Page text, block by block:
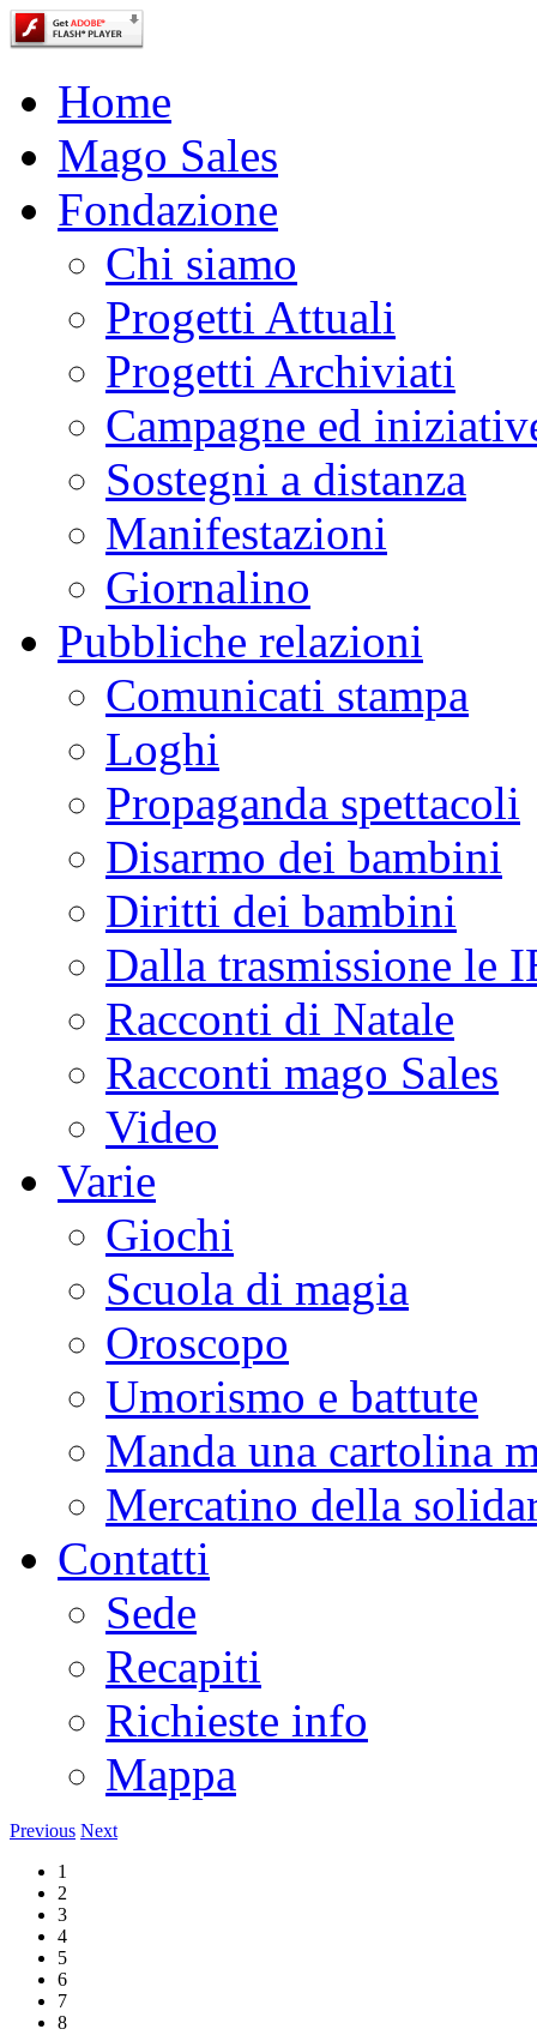
Home
Mago Sales
Fondazione
Chi siamo
Progetti Attuali
Progetti Archiviati
Campagne ed
Sostegni a distanza
Manifestazioni
Giornalino
Pubbliche relazioni
Comunicati stampa
Loghi
Propaganda spettacoli
Disarmo dei bambini
Diritti dei bambini
Dalla trasmissione le
Racconti di Natale
Racconti mago Sales
Video
Varie
Giochi
Scuola di magia
Oroscopo
Umorismo e battute
Manda una cartolina
Mercatino della
Contatti
Sede
Recapiti
Richieste info
Mappa
Previous Next
1
2
3
4
5
6
7
8